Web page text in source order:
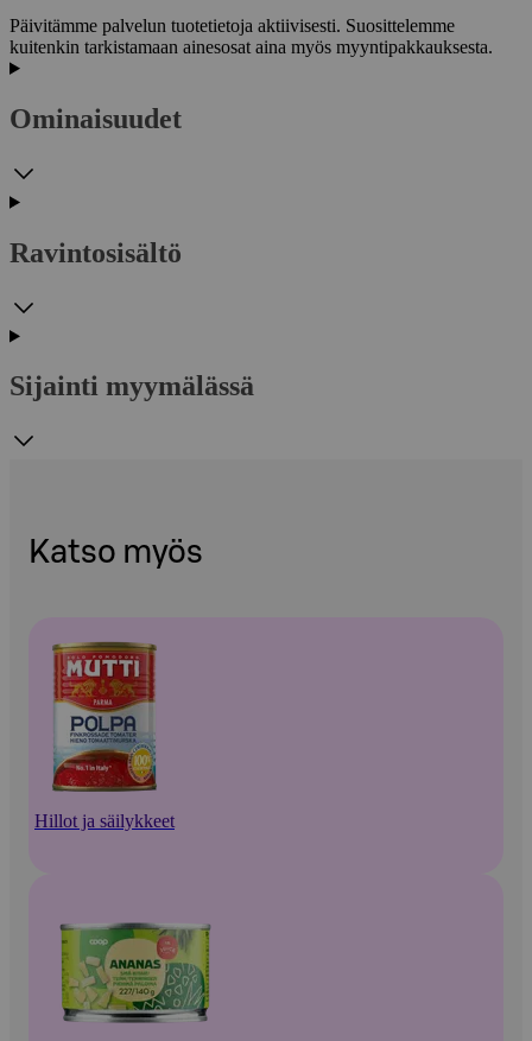
Päivitämme palvelun tuotetietoja aktiivisesti. Suosittelemme
kuitenkin tarkistamaan ainesosat aina myös myyntipakkauksesta.
Ominaisuudet
Ravintosisältö
Sijainti myymälässä
Katso myös
Hillot ja säilykkeet